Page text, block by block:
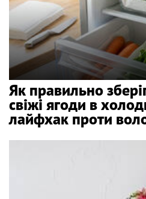
Як правильно
свіжі ягоди в
лайфхак проти